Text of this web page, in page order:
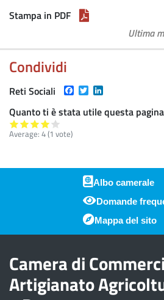
Stampa in PDF
Ultima
Condividi
Reti Sociali Facebook
Twitter
Quanto ti è stata utile questa
Average: 4(1 vote)
Piè di pagina
Albo camerale
Domande
Mappa del sito
Camera di
Artigianato